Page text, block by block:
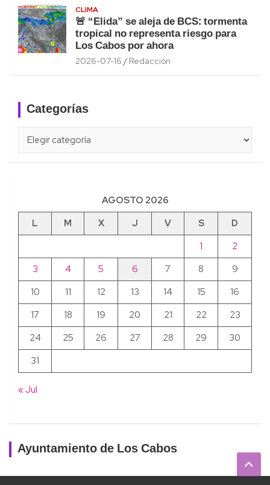
CLIMA
🚨 “Elida” se aleja de BCS: tormenta
tropical no representa riesgo para
Los Cabos por ahora
2026-07-16 Redacción
Categorías
AGOSTO 2026
L
M X J V S
D
1
2
3
4 5 6 7 8
9
10
11 12 13 14 15
16
17
18 19 20 21 22
23
24
25 26 27 28 29
30
31
« Jul
Ayuntamiento de Los Cabos